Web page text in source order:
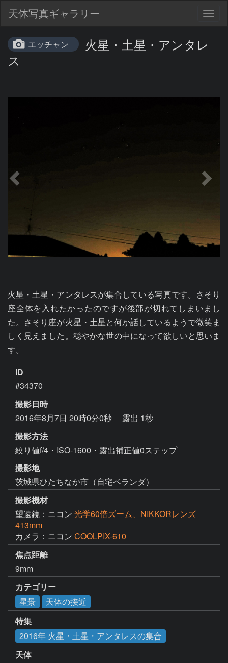
天体写真ギャラリー
エッチャン
火星・土星・アンタレ
ス
火星・土星・アンタレスが集合している写真です。さそり
座全体を入れたかったのですが後部が切れてしまいまし
た。さそり座が火星・土星と何か話しているようで微笑ま
しく見えました。穏やかな世の中になって欲しいと思いま
す。
ID
#34370
撮影日時
2016年8月7日 20時0分0秒
露出 1秒
撮影方法
絞り値f/4・ISO-1600・露出補正値0ステップ
撮影地
茨城県ひたちなか市（自宅ベランダ）
撮影機材
望遠鏡：ニコン 光学60倍ズーム、NIKKORレンズ
413mm
カメラ：ニコン COOLPIX-610
焦点距離
9mm
カテゴリー
星景
天体の接近
特集
2016年 火星・土星・アンタレスの集合
天体